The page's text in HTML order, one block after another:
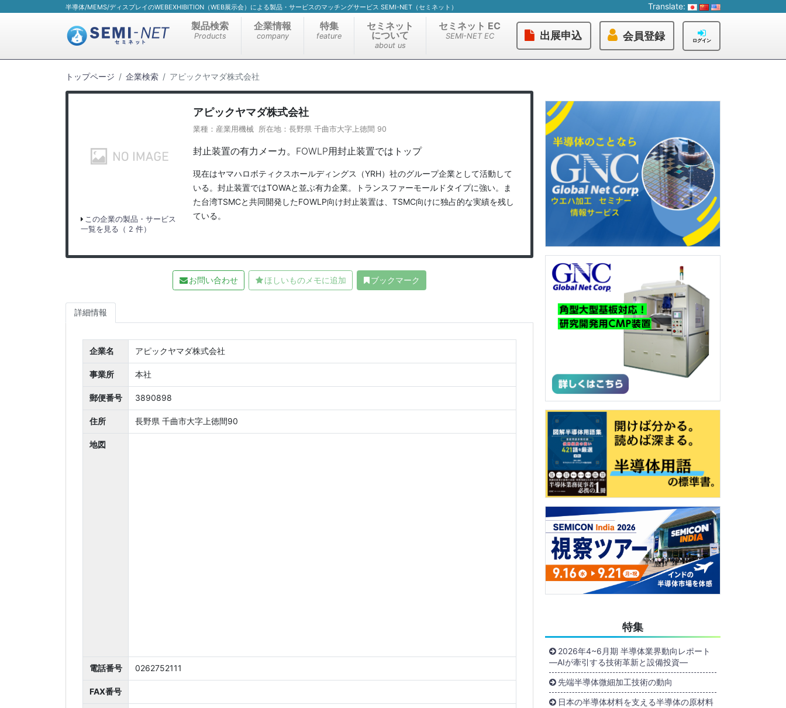
半導体/MEMS/ディスプレイのWEBEXHIBITION（WEB展示会）による製品・サービスのマッチングサービス SEMI-NET（セミネット） Translate:
製品検索
Products
企業情報
company
特集
feature
セミネット
について
about us
セミネット EC
SEMI-NET EC 出展申込 会員登録 ログイン
トップページ 企業検索 アピックヤマダ株式会社
この企業の製品・サービス
一覧を見る（ 2 件）
アピックヤマダ株式会社
業種：産業用機械 所在地：長野県 千曲市大字上徳間 90
封止装置の有力メーカ。FOWLP用封止装置ではトップ
現在はヤマハロボティクスホールディングス（YRH）社のグループ企業として活動して
いる。封止装置ではTOWAと並ぶ有力企業。トランスファーモールドタイプに強い。ま
た台湾TSMCと共同開発したFOWLP向け封止装置は、TSMC向けに独占的な実績を残し
ている。
お問い合わせ ほしいものメモに追加 ブックマーク
詳細情報
企業名 アピックヤマダ株式会社
事業所 本社
郵便番号 3890898
住所 長野県 千曲市大字上徳間90
地図
電話番号 0262752111
FAX番号
特集
2026年4~6月期 半導体業界動向レポート
―AIが牽引する技術革新と設備投資―
先端半導体微細加工技術の動向
日本の半導体材料を支える半導体の原材料